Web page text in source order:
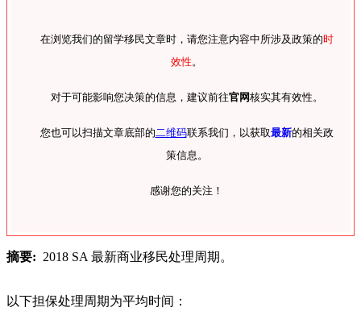
在浏览我们的留学移民文章时，请您注意内容中所涉及政策的时
效性 。
对于可能影响您决策的信息，建议前往官网核实其有效性。
您也可以扫描文章底部的 二维码联系我们，以获取最新的相关政
策信息。
感谢您的关注！
摘要: 2018 SA 最新商业移民处理周期。
以下担保处理周期为平均时间：